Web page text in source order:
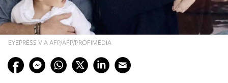
EYEPRESS VIA AFP/AFP/PROFIMEDIA